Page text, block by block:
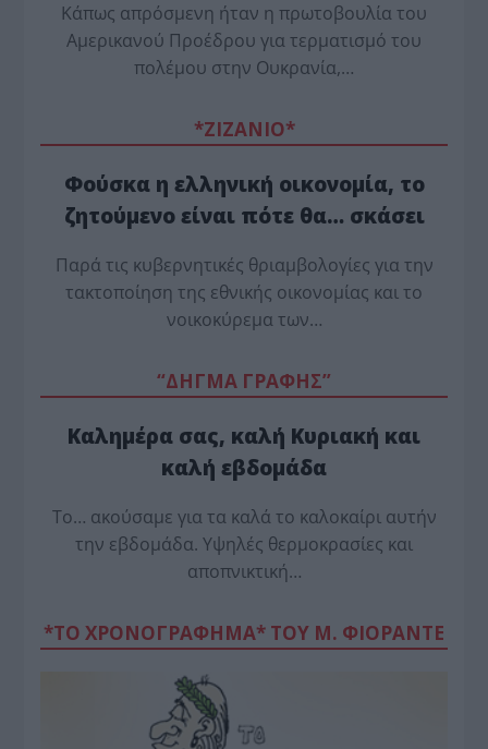
Κάπως απρόσμενη ήταν η πρωτοβουλία του
Αμερικανού Προέδρου για τερματισμό του
πολέμου στην Ουκρανία,…
*ZΙΖΑΝΙΟ*
Φούσκα η ελληνική οικονομία, το
ζητούμενο είναι πότε θα… σκάσει
Παρά τις κυβερνητικές θριαμβολογίες για την
τακτοποίηση της εθνικής οικονομίας και το
νοικοκύρεμα των…
“ΔΗΓΜΑ ΓΡΑΦΗΣ”
Καλημέρα σας, καλή Κυριακή και
καλή εβδομάδα
Το… ακούσαμε για τα καλά το καλοκαίρι αυτήν
την εβδομάδα. Υψηλές θερμοκρασίες και
αποπνικτική…
*ΤΟ ΧΡΟΝΟΓΡΑΦΗΜΑ* ΤΟΥ Μ. ΦΙΟΡΆΝΤΕ